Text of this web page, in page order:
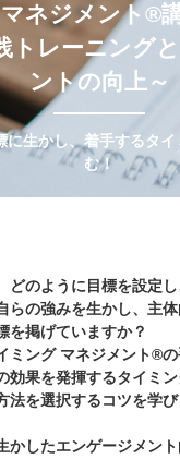
ネジメント®
トレーニング
ントの向上～
に生かし、着手するタ
む！
どのように目標を設定
の強みを生かし、主体
を掲げていますか？
ミング マネジメント®
効果を発揮するタイミ
法を選択するコツを学び
かしたエンゲージメン